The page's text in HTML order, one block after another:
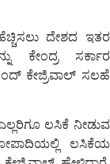
ದೇಶದ ಇತರ
ಕೇಂದ್ರ ಸರ್ಕಾರ
ಕೇಜ್ರಿವಾಲ್ ಸಲಹೆ
ಲಸಿಕೆ ನೀಡುವ
ಲಸಿಕೆಯ